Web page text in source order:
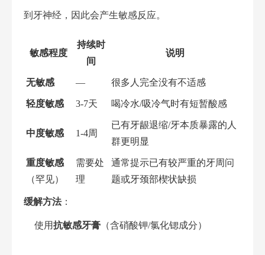
到牙神经，因此会产生敏感反应。
敏感程度
持续时
间
说明
无敏感 — 很多人完全没有不适感
轻度敏感 3-7天 喝冷水/吸冷气时有短暂酸感
中度敏感 1-4周
已有牙龈退缩/牙本质暴露的人
群更明显
重度敏感
（罕见）
需要处
理
通常提示已有较严重的牙周问
题或牙颈部楔状缺损
缓解方法：
使用抗敏感牙膏 （含硝酸钾/氯化锶成分）